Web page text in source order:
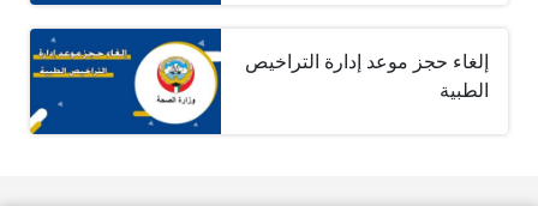
إلغاء حجز موعد إدارة التراخيص
الطبية